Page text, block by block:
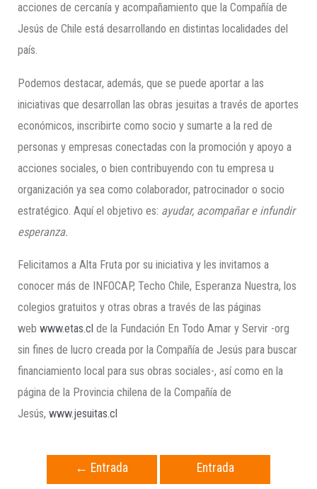
acciones de cercanía y acompañamiento que la Compañía de
Jesús de Chile está desarrollando en distintas localidades del
país.
Podemos destacar, además, que se puede aportar a las
iniciativas que desarrollan las obras jesuitas a través de aportes
económicos, inscribirte como socio y sumarte a la red de
personas y empresas conectadas con la promoción y apoyo a
acciones sociales, o bien contribuyendo con tu empresa u
organización ya sea como colaborador, patrocinador o socio
estratégico. Aquí el objetivo es: ayudar, acompañar e infundir
esperanza.
Felicitamos a Alta Fruta por su iniciativa y les invitamos a
conocer más de INFOCAP, Techo Chile, Esperanza Nuestra, los
colegios gratuitos y otras obras a través de las páginas
webwww.etas.cl de la Fundación En Todo Amar y Servir -org
sin fines de lucro creada por la Compañía de Jesús para buscar
financiamiento local para sus obras sociales-, así como en la
página de la Provincia chilena de la Compañía de
Jesús,www.jesuitas.cl
← Entrada
Entrada